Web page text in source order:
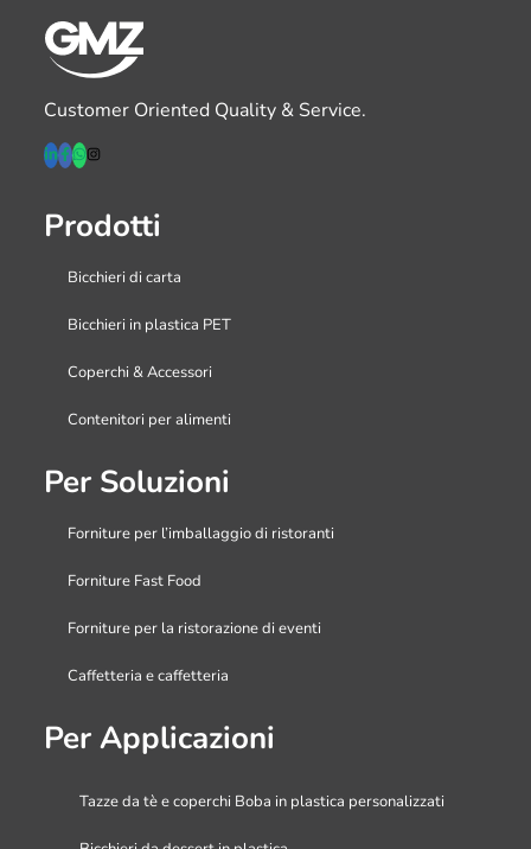
Customer Oriented Quality & Service.
Prodotti
Bicchieri di carta
Bicchieri in plastica PET
Coperchi & Accessori
Contenitori per alimenti
Per Soluzioni
Forniture per l’imballaggio di ristoranti
Forniture Fast Food
Forniture per la ristorazione di eventi
Caffetteria e caffetteria
Per Applicazioni
Tazze da tè e coperchi Boba in plastica personalizzati